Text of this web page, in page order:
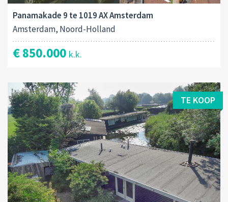
Panamakade 9 te 1019 AX Amsterdam
Amsterdam, Noord-Holland
€ 850.000 k.k.
TE KOOP